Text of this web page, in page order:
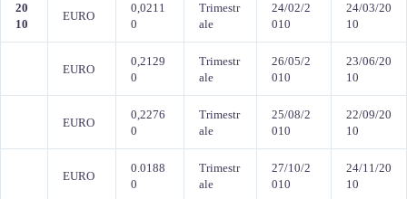
20
10
EURO
0,0211
0
Trimestr
ale
24/02/2
010
24/03/20
10
EURO
0,2129
0
Trimestr
ale
26/05/2
010
23/06/20
10
EURO
0,2276
0
Trimestr
ale
25/08/2
010
22/09/20
10
EURO
0.0188
0
Trimestr
ale
27/10/2
010
24/11/20
10